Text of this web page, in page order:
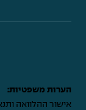
הערות משפטיות:
אישור ההלוואה